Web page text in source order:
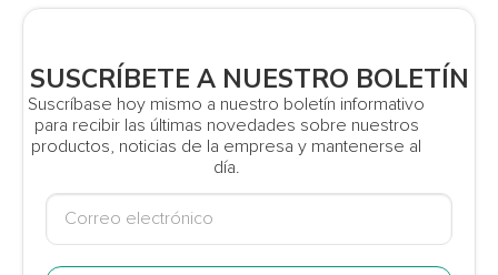
SUSCRÍBETE A NUESTRO BOLETÍN
Suscríbase hoy mismo a nuestro boletín informativo
para recibir las últimas novedades sobre nuestros
productos, noticias de la empresa y mantenerse al
día.